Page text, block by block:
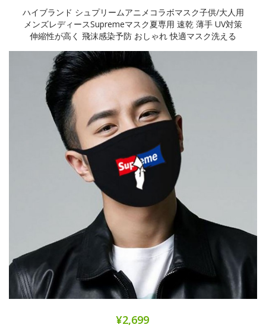
ハイブランド シュプリームアニメコラボマスク子供/大人用
メンズレディースSupremeマスク夏専用 速乾 薄手 UV対策
伸縮性が高く 飛沫感染予防 おしゃれ 快適マスク洗える
¥2,699